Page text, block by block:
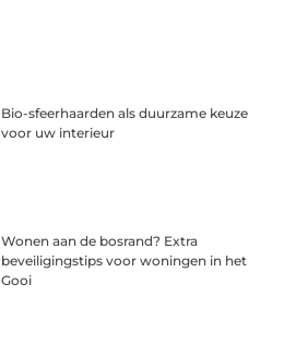
Bio-sfeerhaarden als duurzame keuze
voor uw interieur
Wonen aan de bosrand? Extra
beveiligingstips voor woningen in het
Gooi